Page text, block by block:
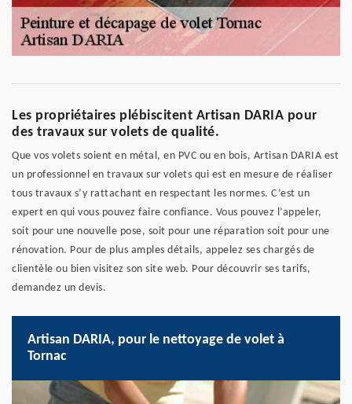
Les propriétaires plébiscitent Artisan DARIA pour
des travaux sur volets de qualité.
Que vos volets soient en métal, en PVC ou en bois, Artisan DARIA est
un professionnel en travaux sur volets qui est en mesure de réaliser
tous travaux s’y rattachant en respectant les normes. C’est un
expert en qui vous pouvez faire confiance. Vous pouvez l’appeler,
soit pour une nouvelle pose, soit pour une réparation soit pour une
rénovation. Pour de plus amples détails, appelez ses chargés de
clientèle ou bien visitez son site web. Pour découvrir ses tarifs,
demandez un devis.
Artisan DARIA, pour le nettoyage de volet à
Tornac